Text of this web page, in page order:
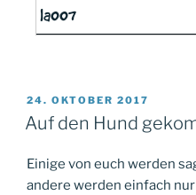
la007
VERÖFFENTLICHT
AM
24. OKTOBER 2017
Auf den Hund
Einige von euch werden
andere werden einfach